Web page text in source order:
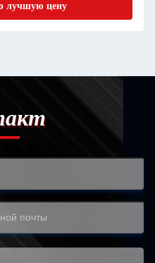
лучшую цену